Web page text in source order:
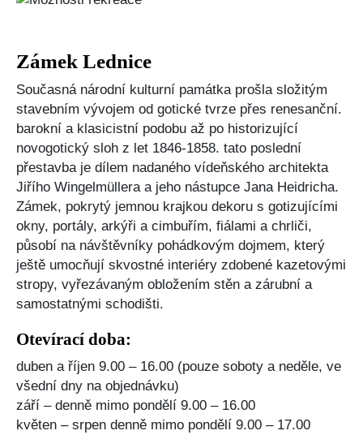
Zámek Lednice
Současná národní kulturní památka prošla složitým
stavebním vývojem od gotické tvrze přes renesanční.
barokní a klasicistní podobu až po historizující
novogotický sloh z let 1846-1858. tato poslední
přestavba je dílem nadaného vídeňského architekta
Jiřího Wingelmüllera a jeho nástupce Jana Heidricha.
Zámek, pokrytý jemnou krajkou dekoru s gotizujícími
okny, portály, arkýři a cimbuřím, fiálami a chrliči,
působí na návštěvníky pohádkovým dojmem, který
ještě umocňují skvostné interiéry zdobené kazetovými
stropy, vyřezávaným obložením stěn a zárubní a
samostatnými schodišti.
Otevírací doba:
duben a říjen 9.00 – 16.00 (pouze soboty a neděle, ve
všední dny na objednávku)
září – denně mimo pondělí 9.00 – 16.00
květen – srpen denně mimo pondělí 9.00 – 17.00